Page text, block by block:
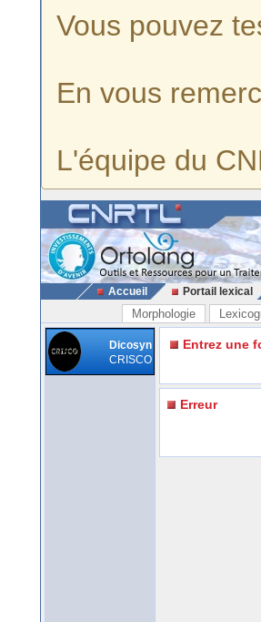
Vous pouvez
En vous
L'équipe du
Accueil Portail lexical
Morphologie
Dicosyn
CRISCO
Entrez une
Erreur